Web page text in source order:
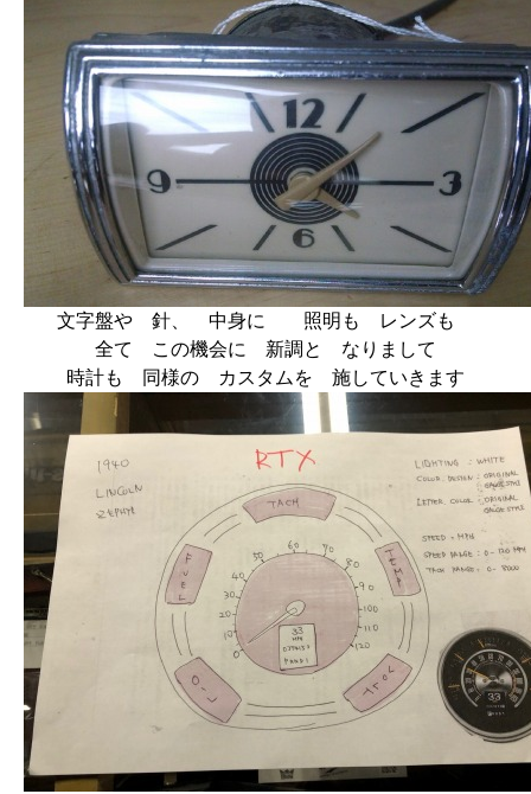
文字盤や 針、 中身に 照明も レンズも
全て この機会に 新調と なりまして
時計も 同様の カスタムを 施していきます